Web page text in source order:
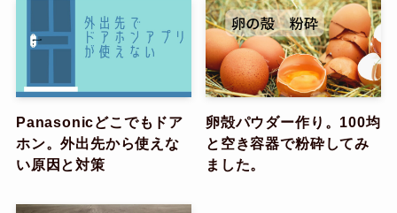
Panasonicどこでもドア
ホン。外出先から使えな
い原因と対策
卵殻パウダー作り。100均
と空き容器で粉砕してみ
ました。